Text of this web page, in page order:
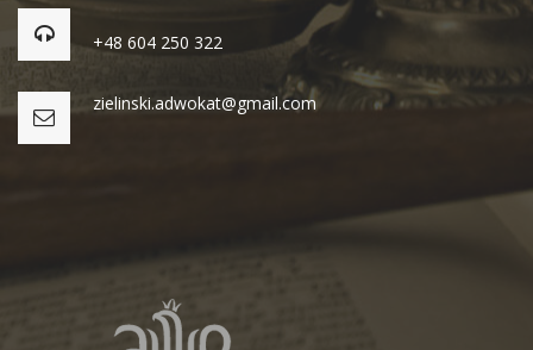
+48 604 250 322
zielinski.adwokat@gmail.com